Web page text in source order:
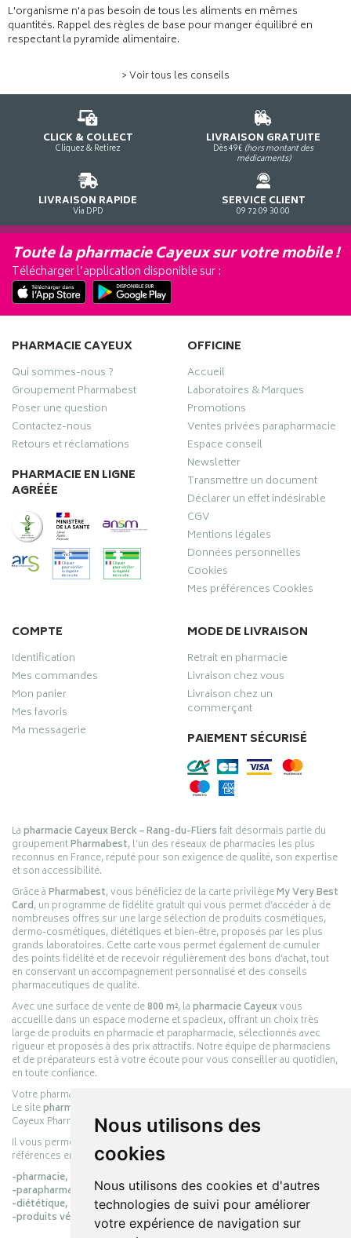
Nous utilisons des
cookies
Nous utilisons des cookies et d'autres
technologies de suivi pour améliorer
votre expérience de navigation sur
L'organisme n'a pas besoin de tous les aliments en mêmes
quantités. Rappel des règles de base pour manger équilibré en
respectant la pyramide alimentaire.
> Voir tous les conseils
CLICK & COLLECT
Cliquez & Retirez
LIVRAISON GRATUITE
Dès 49€ (hors montant des
médicaments)
LIVRAISON RAPIDE
Via DPD
SERVICE CLIENT
09 72 09 30 00
Toute la pharmacie Cayeux sur votre mobile !
Télécharger l’application disponible sur :
PHARMACIE CAYEUX
Qui sommes-nous ?
Groupement Pharmabest
Poser une question
Contactez-nous
Retours et réclamations
PHARMACIE EN LIGNE
AGRÉÉE
OFFICINE
Accueil
Laboratoires & Marques
Promotions
Ventes privées parapharmacie
Espace conseil
Newsletter
Transmettre un document
Déclarer un effet indésirable
CGV
Mentions légales
Données personnelles
Cookies
Mes préférences Cookies
COMPTE
Identification
Mes commandes
Mon panier
Mes favoris
Ma messagerie
MODE DE LIVRAISON
Retrait en pharmacie
Livraison chez vous
Livraison chez un
commerçant
PAIEMENT SÉCURISÉ
Lapharmacie Cayeux Berck – Rang-du-Fliersfait désormais partie du
groupementPharmabest, l’un des réseaux de pharmacies les plus
reconnus en France, réputé pour son exigence de qualité, son expertise
et son accessibilité.
Grâce àPharmabest, vous bénéficiez de la carte privilègeMy Very Best
Card, un programme de fidélité gratuit qui vous permet d’accéder à de
nombreuses offres sur une large sélection de produits cosmétiques,
dermo-cosmétiques, diététiques et bien-être, proposés par les plus
grands laboratoires. Cette carte vous permet également de cumuler
des points fidélité et de recevoir régulièrement des bons d’achat, tout
en conservant un accompagnement personnalisé et des conseils
pharmaceutiques de qualité.
Avec une surface de vente de800 m², lapharmacie Cayeuxvous
accueille dans un espace moderne et spacieux, offrant un choix très
large de produits en pharmacie et parapharmacie, sélectionnés avec
rigueur et proposés à des prix attractifs. Notre équipe de pharmaciens
et de préparateurs est à votre écoute pour vous conseiller au quotidien,
en toute confiance.
Votre pharmacie en ligne :
Le sitepharmacie-cayeux.fr
Cayeux Pharmabest Berck-sur-Mer – Rang-du-Fliers.
Il vous permet de réaliser vos achats en ligne parmi des milliers de
références en :
-pharmacie,
-parapharmacie,
-diététique,
-produits vétérinaires.